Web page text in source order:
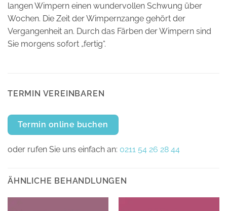
langen Wimpern einen wundervollen Schwung über
Wochen. Die Zeit der Wimpernzange gehört der
Vergangenheit an. Durch das Färben der Wimpern sind
Sie morgens sofort „fertig“.
TERMIN VEREINBAREN
Termin online buchen
oder rufen Sie uns einfach an: 0211 54 26 28 44
ÄHNLICHE BEHANDLUNGEN